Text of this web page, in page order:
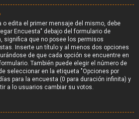
o edita el primer mensaje del mismo, debe
Encuesta" debajo del formulario de
significa que no posee los permisos
Inserte un título y al menos dos opciones
de que cada opción se encuentre en
También puede elegir el número de
seleccionar en la etiqueta "Opciones por
para la encuesta (0 para duración infinita) y
a lo usuarios cambiar su votos.